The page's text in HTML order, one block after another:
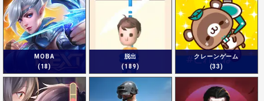
MOBA
(18)
脱出
(189)
クレーンゲーム
(33)